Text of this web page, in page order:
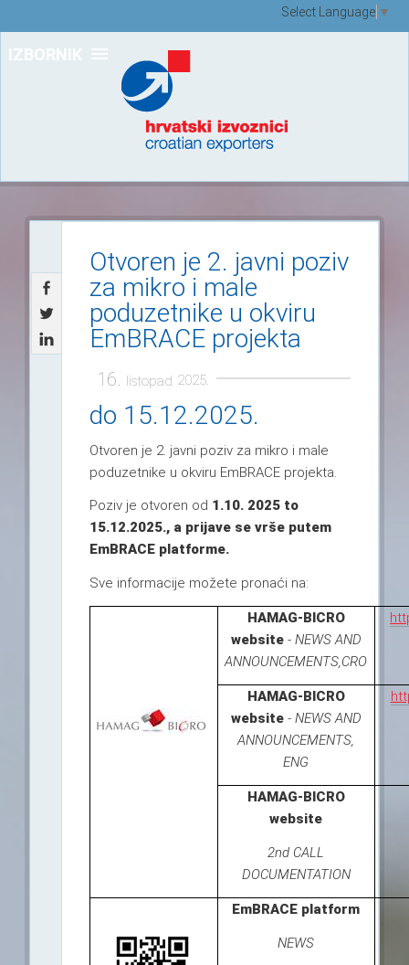
IZBORNIK
Select Language ▼
Otvoren je 2. javni poziv
za mikro i male
poduzetnike u okviru
EmBRACE projekta
16. listopad 2025.
do 15.12.2025.
Otvoren je 2. javni poziv za mikro i male
poduzetnike u okviru EmBRACE projekta.
Poziv je otvoren od 1.10. 2025 to
15.12.2025., a prijave se vrše putem
EmBRACE platforme.
Sve informacije možete pronaći na:
HAMAG-BICRO
website- NEWS AND
ANNOUNCEMENTS,CRO
HAMAG-BICRO
website- NEWS AND
ANNOUNCEMENTS,
ENG
HAMAG-BICRO
website
2nd CALL
DOCUMENTATION
EmBRACE platform
NEWS